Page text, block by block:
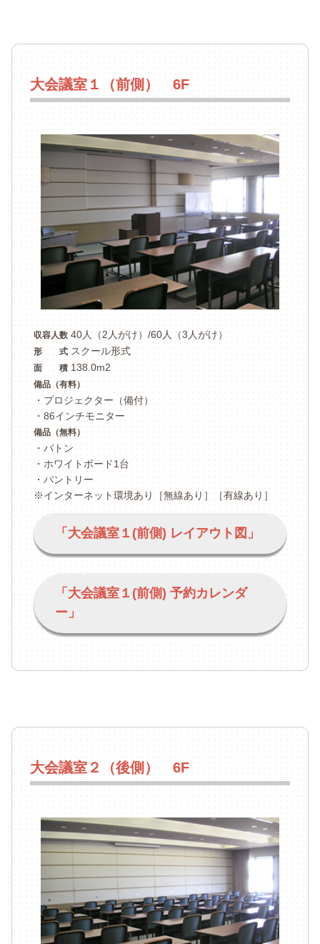
大会議室１（前側） 6F
収容人数40人（2人がけ）/60人（3人がけ）
形 式スクール形式
面 積138.0m2
備品（有料）
・プロジェクター（備付）
・86インチモニター
備品（無料）
・バトン
・ホワイトボード1台
・パントリー
※インターネット環境あり［無線あり］［有線あり］
「大会議室１(前側) レイアウト図」
「大会議室１(前側) 予約カレンダ
ー」
大会議室２（後側） 6F